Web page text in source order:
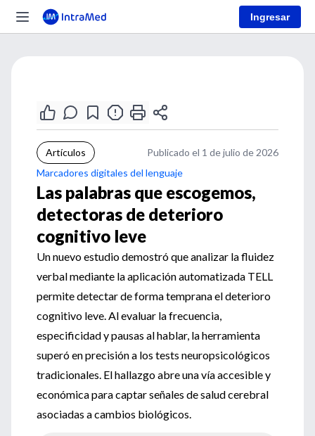
Ingresar
Artículos
Publicado el 1 de julio de 2026
Marcadores digitales del lenguaje
Las palabras que escogemos,
detectoras de deterioro
cognitivo leve
Un nuevo estudio demostró que analizar la fluidez
verbal mediante la aplicación automatizada TELL
permite detectar de forma temprana el deterioro
cognitivo leve. Al evaluar la frecuencia,
especificidad y pausas al hablar, la herramienta
superó en precisión a los tests neuropsicológicos
tradicionales. El hallazgo abre una vía accesible y
económica para captar señales de salud cerebral
asociadas a cambios biológicos.